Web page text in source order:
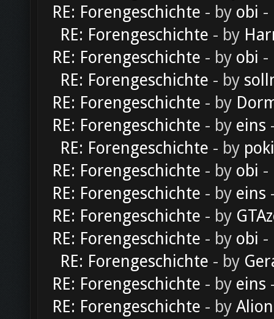
RE: Forengeschichte - by obi -
RE: Forengeschichte - by
RE: Forengeschichte - by obi -
RE: Forengeschichte - by
RE: Forengeschichte - by
RE: Forengeschichte - by eins
RE: Forengeschichte - by
RE: Forengeschichte - by obi -
RE: Forengeschichte - by eins
RE: Forengeschichte - by
RE: Forengeschichte - by obi -
RE: Forengeschichte - by
RE: Forengeschichte - by eins
RE: Forengeschichte - by Alion